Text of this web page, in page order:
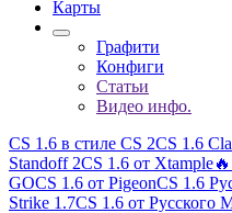
Карты
Графити
Конфиги
Статьи
Видео инфо.
CS 1.6 в стиле CS 2CS 1.6
Standoff 2CS 1.6 от Xtample
GOCS 1.6 от PigeonCS 1.6
Strike 1.7CS 1.6 от Русского